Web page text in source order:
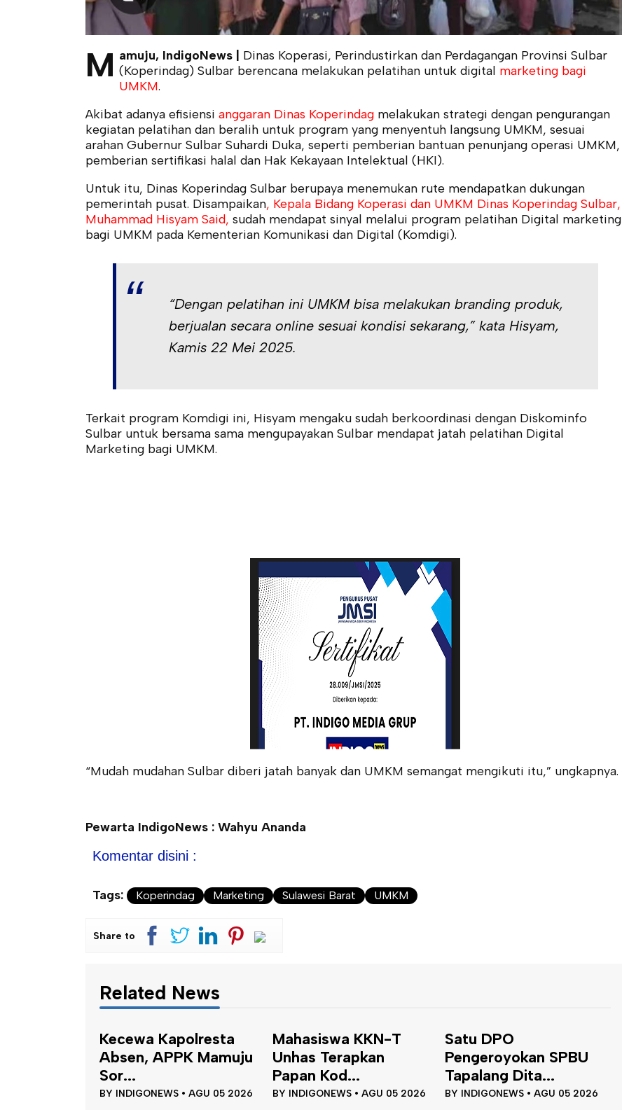
M amuju, IndigoNews | Dinas Koperasi, Perindustirkan dan Perdagangan Provinsi Sulbar
(Koperindag) Sulbar berencana melakukan pelatihan untuk digital marketing bagi
UMKM.
Akibat adanya efisiensi anggaran Dinas Koperindag melakukan strategi dengan pengurangan
kegiatan pelatihan dan beralih untuk program yang menyentuh langsung UMKM, sesuai
arahan Gubernur Sulbar Suhardi Duka, seperti pemberian bantuan penunjang operasi UMKM,
pemberian sertifikasi halal dan Hak Kekayaan Intelektual (HKI).
Untuk itu, Dinas Koperindag Sulbar berupaya menemukan rute mendapatkan dukungan
pemerintah pusat. Disampaikan, Kepala Bidang Koperasi dan UMKM Dinas Koperindag Sulbar,
Muhammad Hisyam Said, sudah mendapat sinyal melalui program pelatihan Digital marketing
bagi UMKM pada Kementerian Komunikasi dan Digital (Komdigi).
“Dengan pelatihan ini UMKM bisa melakukan branding produk,
berjualan secara online sesuai kondisi sekarang,” kata Hisyam,
Kamis 22 Mei 2025.
Terkait program Komdigi ini, Hisyam mengaku sudah berkoordinasi dengan Diskominfo
Sulbar untuk bersama sama mengupayakan Sulbar mendapat jatah pelatihan Digital
Marketing bagi UMKM.
“Mudah mudahan Sulbar diberi jatah banyak dan UMKM semangat mengikuti itu,” ungkapnya.
Pewarta IndigoNews : Wahyu Ananda
Komentar disini :
Tags: Koperindag Marketing Sulawesi Barat UMKM
Share to
Related News
Kecewa Kapolresta
Absen, APPK Mamuju
Sor...
BY INDIGONEWS • AGU 05 2026
Mahasiswa KKN-T
Unhas Terapkan
Papan Kod...
BY INDIGONEWS • AGU 05 2026
Satu DPO
Pengeroyokan SPBU
Tapalang Dita...
BY INDIGONEWS •AGU 05 2026